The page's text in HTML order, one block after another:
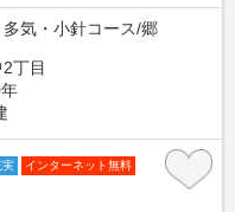
気・小針コース/郷
丁目
実 インターネット無料